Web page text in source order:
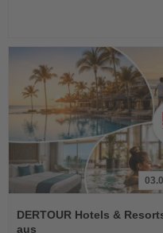
Sie
die
DERTOUR Hotels &
aus